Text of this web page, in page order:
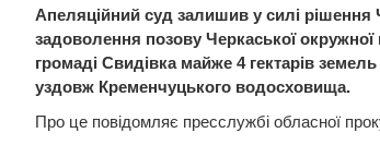
Апеляційний суд залишив у силі
задоволення позову Черкаської
громаді Свидівка майже 4 гектарів
уздовж Кременчуцького водосховища.
Про це повідомляє пресслужбі обласної